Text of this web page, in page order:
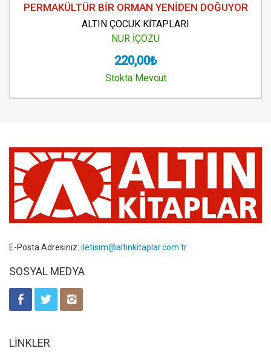
PERMAKÜLTÜR BİR ORMAN YENİDEN DOĞUYOR
ALTIN ÇOCUK KİTAPLARI
NUR İÇÖZÜ
220,00₺
Stokta Mevcut
E-Posta Adresiniz: iletisim@altinkitaplar.com.tr
SOSYAL MEDYA
LİNKLER